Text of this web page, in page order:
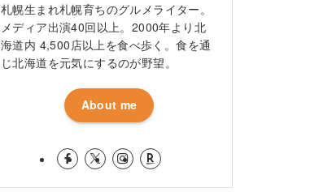
札幌生まれ札幌育ちのグルメライター。
メディア出演40回以上。2000年より北
海道内 4,500店以上を食べ歩く。食を通
じ北海道を元気にするのが野望。
About me